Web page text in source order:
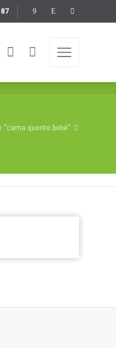
quente bebé”